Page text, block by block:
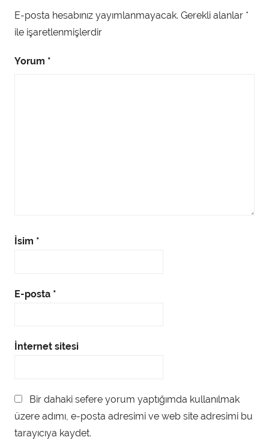
E-posta hesabınız yayımlanmayacak. Gerekli alanlar *
ile işaretlenmişlerdir
Yorum *
İsim *
E-posta *
İnternet sitesi
Bir dahaki sefere yorum yaptığımda kullanılmak
üzere adımı, e-posta adresimi ve web site adresimi bu
tarayıcıya kaydet.